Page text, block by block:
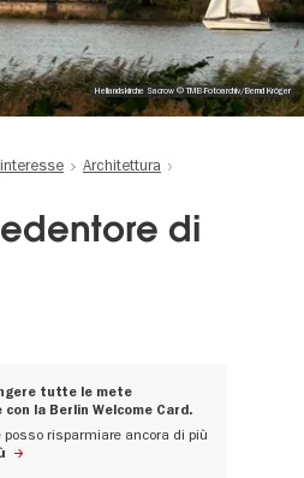
Heilandskirche Sacrow © TMB-Fotoarchiv/Bernd Kröger
Architettura
di
tutte le mete
la Berlin Welcome Card.
risparmiare ancora di più